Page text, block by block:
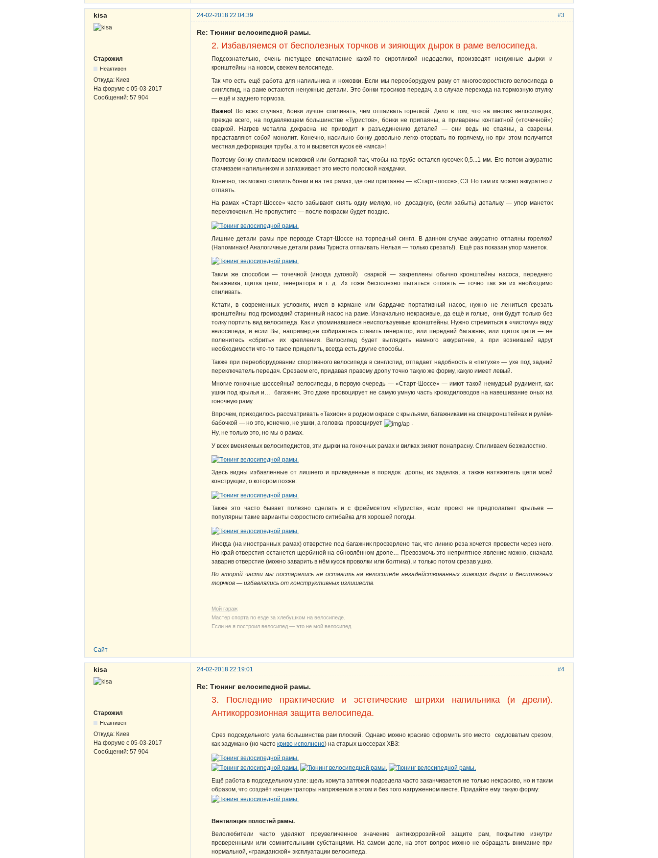
#3
kisa 24-02-2018 22:04:39
Старожил
Неактивен
Откуда: Киев
На форуме с 05-03-2017
Сообщений: 57 904
Re: Тюнинг велосипедной рамы.
2. Избавляемся от бесполезных торчков и зияющих дырок в раме велосипеда.
Подсознательно, очень гнетущее впечатление какой-то сиротливой недоделки, производят ненужные дырки и
кронштейны на новом, свежем велосипеде.
Так что есть ещё работа для напильника и ножовки. Если мы переоборудуем раму от многоскоростного велосипеда в
синглспид, на раме остаются ненужные детали. Это бонки тросиков передач, а в случае перехода на тормозную втулку
— ещё и заднего тормоза.
Важно! Во всех случаях, бонки лучше спиливать, чем отпаивать горелкой. Дело в том, что на многих велосипедах,
прежде всего, на подавляющем большинстве «Туристов», бонки не припаяны, а приварены контактной («точечной»)
сваркой. Нагрев металла докрасна не приводит к разъединению деталей — они ведь не спаяны, а сварены,
представляют собой монолит. Конечно, насильно бонку довольно легко оторвать по горячему, но при этом получится
местная деформация трубы, а то и вырвется кусок её «мяса»!
Поэтому бонку спиливаем ножовкой или болгаркой так, чтобы на трубе остался кусочек 0,5...1 мм. Его потом аккуратно
стачиваем напильником и заглаживает это место полоской наждачки.
Конечно, так можно спилить бонки и на тех рамах, где они припаяны — «Старт-шоссе», СЗ. Но там их можно аккуратно и
отпаять.
На рамах «Старт-Шоссе» часто забывают снять одну мелкую, но досадную, (если забыть) детальку — упор манеток
переключения. Не пропустите — после покраски будет поздно.
Лишние детали рамы пре перводе Старт-Шоссе на торпедный сингл. В данном случае аккуратно отпаяны горелкой
(Напоминаю! Аналогичные детали рамы Туриста отпаивать Нельзя — только срезать!). Ещё раз показан упор манеток.
Таким же способом — точечной (иногда дуговой) сваркой — закреплены обычно кронштейны насоса, переднего
багажника, щитка цепи, генератора и т. д. Их тоже бесполезно пытаться отпаять — точно так же их необходимо
спиливать.
Кстати, в современных условиях, имея в кармане или бардачке портативный насос, нужно не лениться срезать
кронштейны под громоздкий старинный насос на раме. Изначально некрасивые, да ещё и голые, они будут только без
толку портить вид велосипеда. Как и упоминавшиеся неиспользуемые кронштейны. Нужно стремиться к «чистому» виду
велосипеда, и если Вы, например,не собираетесь ставить генератор, или передний багажник, или щиток цепи — не
поленитесь «сбрить» их крепления. Велосипед будет выглядеть намного аккуратнее, а при возникшей вдруг
необходимости что-то такое прицепить, всегда есть другие способы.
Также при переоборудовании спортивного велосипеда в синглспид, отпадает надобность в «петухе» — ухе под задний
переключатель передач. Срезаем его, придавая правому дропу точно такую же форму, какую имеет левый.
Многие гоночные шоссейный велосипеды, в первую очередь — «Старт-Шоссе» — имют такой немудрый рудимент, как
ушки под крылья и… багажник. Это даже провоцирует не самую умную часть крокодиловодов на навешивание оных на
гоночную раму.
Впрочем, приходилось рассматривать «Тахион» в родном окрасе с крыльями, багажниками на спецкронштейнах и рулём-
бабочкой — но это, конечно, не ушки, а головка провоцирует
.
Ну, не только это, но мы о рамах.
У всех вменяемых велосипедистов, эти дырки на гоночных рамах и вилках зияют понапрасну. Спиливаем безжалостно.
Здесь видны избавленные от лишнего и приведенные в порядок дропы, их заделка, а также натяжитель цепи моей
конструкции, о котором позже:
Также это часто бывает полезно сделать и с фреймсетом «Туриста», если проект не предполагает крыльев —
популярны такие варианты скоростного ситибайка для хорошей погоды.
Иногда (на иностранных рамах) отверстие под багажник просверлено так, что линию реза хочется провести через него.
Но край отверстия останется щербиной на обновлённом дропе… Превозмочь это неприятное явление можно, сначала
заварив отверстие (можно заварить в нём кусок проволки или болтика), и только потом срезав ушко.
Во второй части мы постарались не оставить на велосипеде незадействованных зияющих дырок и бесполезных
торчков — избавлялись от конструктивных излишеств.
Мой гараж
Мастер спорта по езде за хлебушком на велосипеде.
Если не я построил велосипед — это не мой велосипед.
Сайт
#4
kisa 24-02-2018 22:19:01
Старожил
Неактивен
Откуда: Киев
На форуме с 05-03-2017
Сообщений: 57 904
Re: Тюнинг велосипедной рамы.
3. Последние практические и эстетические штрихи напильника (и дрели).
Антикоррозионная защита велосипеда.
Срез подседельного узла большинства рам плоский. Однако можно красиво оформить это место седловатым срезом,
как задумано (но часто криво исполнено) на старых шоссерах ХВЗ:
Ещё работа в подседельном узле: щель хомута затяжки подседела часто заканчивается не только некрасиво, но и таким
образом, что создаёт концентраторы напряжения в этом и без того нагруженном месте. Придайте ему такую форму:
Вентиляция полостей рамы.
Велолюбители часто уделяют преувеличенное значение антикоррозийной защите рам, покрытию изнутри
проверенными или сомнительными субстанцями. На самом деле, на этот вопрос можно не обращать внимание при
нормальной, «гражданской» эксплуатации велосипеда.